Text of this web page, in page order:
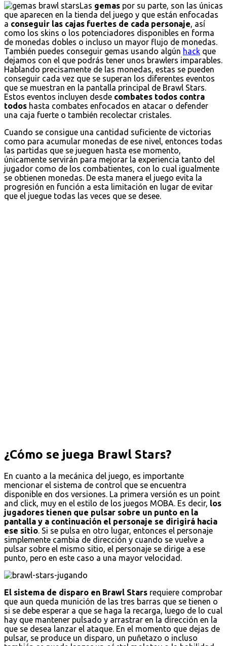
Las gemas por su parte, son las únicas
que aparecen en la tienda del juego y que están enfocadas
a conseguir las cajas fuertes de cada personaje , así
como los skins o los potenciadores disponibles en forma
de monedas dobles o incluso un mayor flujo de monedas.
También puedes conseguir gemas usando algún hack que
dejamos con el que podrás tener unos brawlers imparables.
Hablando precisamente de las monedas, estas se pueden
conseguir cada vez que se superan los diferentes eventos
que se muestran en la pantalla principal de Brawl Stars.
Estos eventos incluyen desde combates todos contra
todos hasta combates enfocados en atacar o defender
una caja fuerte o también recolectar cristales.
Cuando se consigue una cantidad suficiente de victorias
como para acumular monedas de ese nivel, entonces todas
las partidas que se jueguen hasta ese momento,
únicamente servirán para mejorar la experiencia tanto del
jugador como de los combatientes, con lo cual igualmente
se obtienen monedas. De esta manera el juego evita la
progresión en función a esta limitación en lugar de evitar
que el juegue todas las veces que se desee.
¿Cómo se juega Brawl Stars?
En cuanto a la mecánica del juego, es importante
mencionar el sistema de control que se encuentra
disponible en dos versiones. La primera versión es un point
and click, muy en el estilo de los juegos MOBA. Es decir, los
jugadores tienen que pulsar sobre un punto en la
pantalla y a continuación el personaje se dirigirá hacia
ese sitio. Si se pulsa en otro lugar, entonces el personaje
simplemente cambia de dirección y cuando se vuelve a
pulsar sobre el mismo sitio, el personaje se dirige a ese
punto, pero en este caso a una mayor velocidad.
El sistema de disparo en Brawl Stars requiere comprobar
que aun queda munición de las tres barras que se tienen o
si se debe esperar a que se haga la recarga, luego de lo cual
hay que mantener pulsado y arrastrar en la dirección en la
que se desea lanzar el ataque. En el momento que dejas de
pulsar, se produce un disparo, un puñetazo o incluso